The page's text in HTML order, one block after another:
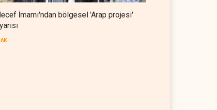
İmamı'ndan bölgesel 'Arap projesi'